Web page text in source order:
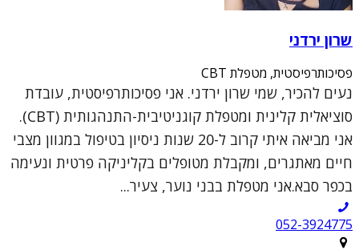
שרון ירדני
פסיכותרפיסטית, מטפלת CBT
נעים להכיר, שמי שרון ירדני. אני פסיכותרפיסטית, עובדת
סוציאלית קלינית ומטפלת קוגניטיבית-התנהגותית (CBT).
אני מביאה איתי קרוב ל-20 שנות ניסיון בטיפול במגוון מצבי
חיים מאתגרים, ומקבלת מטופלים בקליניקה פרטית ונעימה
בכפר סבא.אני מטפלת בבני נוער, צעיר...
052-3924775